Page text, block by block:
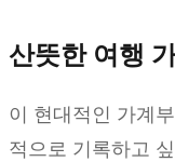
산뜻한 여행
이 현대적인 가계
적으로 기록하고